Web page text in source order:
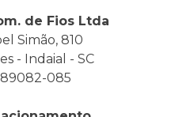
de Fios Ltda
Simão, 810
- Indaial - SC
89082-085